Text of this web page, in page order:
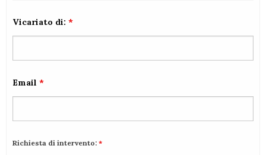
Vicariato di: *
Email *
Richiesta di intervento: *